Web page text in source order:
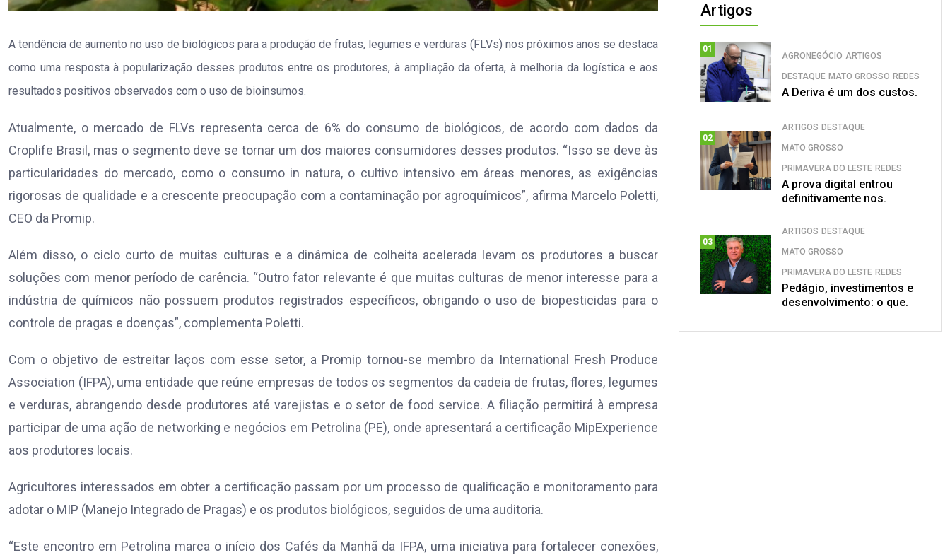
A tendência de aumento no uso de biológicos para a produção de frutas, legumes e verduras (FLVs) nos próximos anos se destaca
como uma resposta à popularização desses produtos entre os produtores, à ampliação da oferta, à melhoria da logística e aos
resultados positivos observados com o uso de bioinsumos.
Atualmente, o mercado de FLVs representa cerca de 6% do consumo de biológicos, de acordo com dados da
Croplife Brasil, mas o segmento deve se tornar um dos maiores consumidores desses produtos. “Isso se deve às
particularidades do mercado, como o consumo in natura, o cultivo intensivo em áreas menores, as exigências
rigorosas de qualidade e a crescente preocupação com a contaminação por agroquímicos”, afirma Marcelo Poletti,
CEO da Promip.
Além disso, o ciclo curto de muitas culturas e a dinâmica de colheita acelerada levam os produtores a buscar
soluções com menor período de carência. “Outro fator relevante é que muitas culturas de menor interesse para a
indústria de químicos não possuem produtos registrados específicos, obrigando o uso de biopesticidas para o
controle de pragas e doenças”, complementa Poletti.
Com o objetivo de estreitar laços com esse setor, a Promip tornou-se membro da International Fresh Produce
Association (IFPA), uma entidade que reúne empresas de todos os segmentos da cadeia de frutas, flores, legumes
e verduras, abrangendo desde produtores até varejistas e o setor de food service. A filiação permitirá à empresa
participar de uma ação de networking e negócios em Petrolina (PE), onde apresentará a certificação MipExperience
aos produtores locais.
Agricultores interessados em obter a certificação passam por um processo de qualificação e monitoramento para
adotar o MIP (Manejo Integrado de Pragas) e os produtos biológicos, seguidos de uma auditoria.
“Este encontro em Petrolina marca o início dos Cafés da Manhã da IFPA, uma iniciativa para fortalecer conexões,
Artigos
01
AGRONEGÓCIO ARTIGOS
DESTAQUE MATO GROSSO REDES
A Deriva é um dos custos.
02
ARTIGOS DESTAQUE
MATO GROSSO
PRIMAVERA DO LESTE REDES
A prova digital entrou
definitivamente nos.
03
ARTIGOS DESTAQUE
MATO GROSSO
PRIMAVERA DO LESTE REDES
Pedágio, investimentos e
desenvolvimento: o que.